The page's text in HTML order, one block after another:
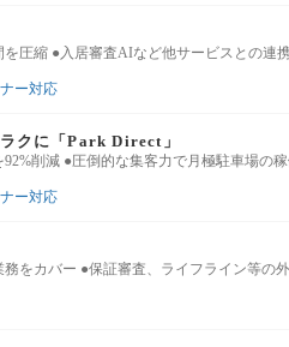
圧縮 ●入居審査AIなど他サービスとの連
ー対応
クに「Park Direct」
削減 ●圧倒的な集客力で月極駐車場の
ー対応
をカバー ●保証審査、ライフライン等の